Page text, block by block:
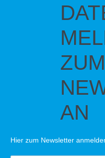
ZUM
AN
Hier zum Newsletter